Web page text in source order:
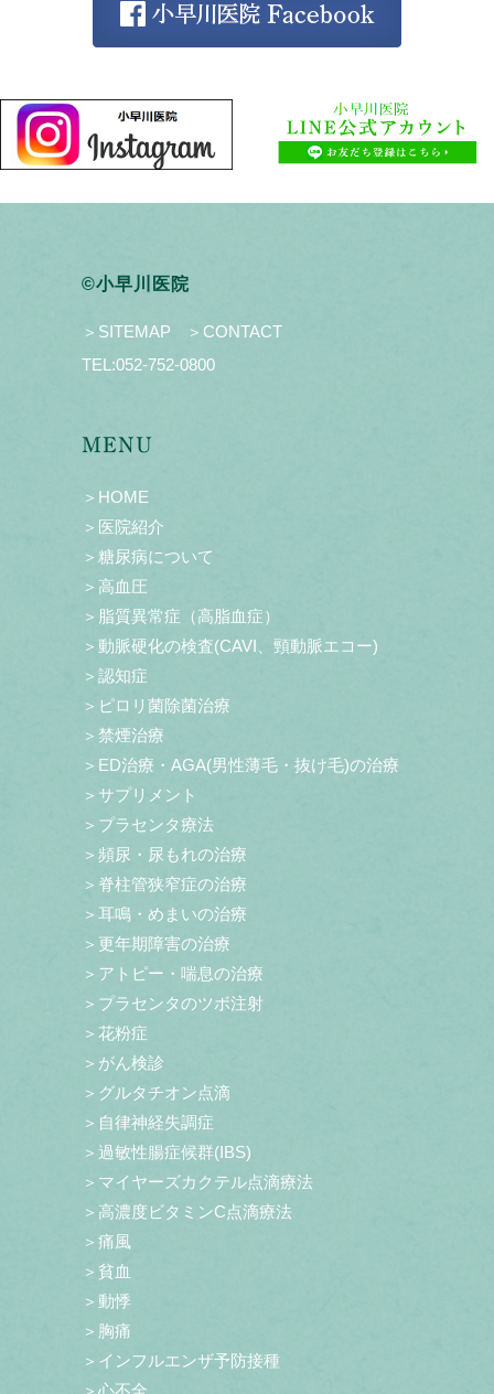
©小早川医院
＞SITEMAP
＞CONTACT
TEL:052-752-0800
MENU
＞HOME
＞医院紹介
＞糖尿病について
＞高血圧
＞脂質異常症（高脂血症）
＞動脈硬化の検査(CAVI、頸動脈エコー)
＞認知症
＞ピロリ菌除菌治療
＞禁煙治療
＞ED治療・AGA(男性薄毛・抜け毛)の治療
＞サプリメント
＞プラセンタ療法
＞頻尿・尿もれの治療
＞脊柱管狭窄症の治療
＞耳鳴・めまいの治療
＞更年期障害の治療
＞アトピー・喘息の治療
＞プラセンタのツボ注射
＞花粉症
＞がん検診
＞グルタチオン点滴
＞自律神経失調症
＞過敏性腸症候群(IBS)
＞マイヤーズカクテル点滴療法
＞高濃度ビタミンC点滴療法
＞痛風
＞貧血
＞動悸
＞胸痛
＞インフルエンザ予防接種
＞心不全